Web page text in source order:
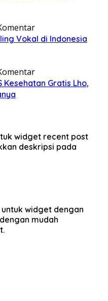
Vokal di Indonesia
Kesehatan Gratis Lho,
widget recent post
deskripsi pada
widget dengan
mudah